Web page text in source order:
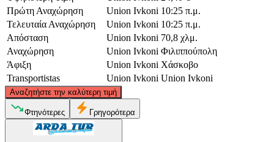
Πρώτη Αναχώρηση
Union Ivkoni 10:25 π.μ.
Τελευταία Αναχώρηση
Union Ivkoni 10:25 π.μ.
Απόσταση
Union Ivkoni 70,8 χλμ.
Αναχώρηση
Union Ivkoni Φιλιππούπολη
Άφιξη
Union Ivkoni Χάσκοβο
Transportistas
Union Ivkoni Union Ivkoni
Αναζητήστε την καλύτερη τιμή
©CARTO, ©OpenStreetMap
Φτηνότερες Γρηγορότερα